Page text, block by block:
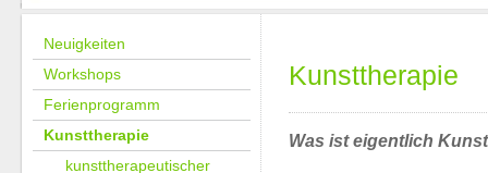
Neuigkeiten
Workshops
Ferienprogramm
Kunsttherapie
kunsttherapeutischer
Kunsttherapie
Was ist eigentlich